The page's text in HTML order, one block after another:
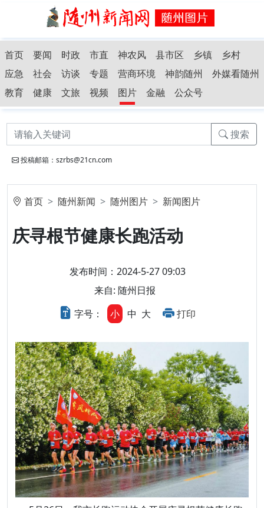
首页 要闻 时政 市直 神农风 县市区 乡镇
乡村
应急
社会 访谈 专题 营商环境 神韵随州
外媒看随州
教育
健康 文旅 视频 图片 金融 公众号
搜索
投稿邮箱：szrbs@21cn.com
首页 随州新闻 随州图片 新闻图片
庆寻根节健康长跑活动
发布时间：2024-5-27 09:03
来自: 随州日报
字号：
小 中 大 打印